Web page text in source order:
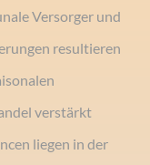
Versorger und
resultieren
verstärkt
liegen in der